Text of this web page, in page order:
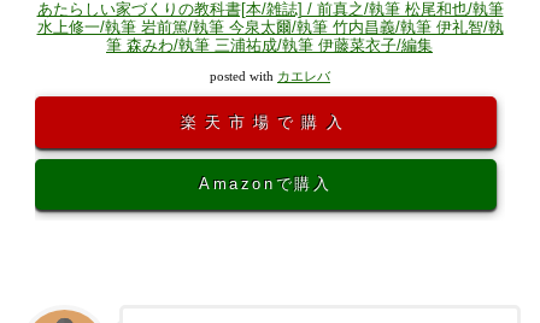
あたらしい家づくりの教科書[本/雑誌] / 前真之/執筆 松尾和也/執筆
水上修一/執筆 岩前篤/執筆 今泉太爾/執筆 竹内昌義/執筆 伊礼智/執
筆 森みわ/執筆 三浦祐成/執筆 伊藤菜衣子/編集
posted with カエレバ
楽天市場で購入
Amazonで購入